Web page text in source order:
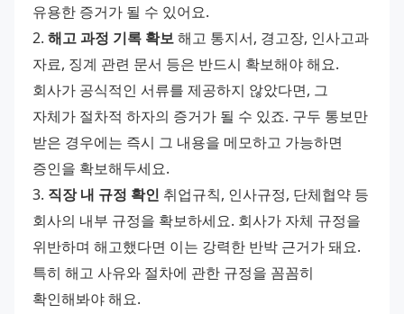
유용한 증거가 될 수 있어요.
2. 해고 과정 기록 확보 해고 통지서, 경고장, 인사고과
자료, 징계 관련 문서 등은 반드시 확보해야 해요.
회사가 공식적인 서류를 제공하지 않았다면, 그
자체가 절차적 하자의 증거가 될 수 있죠. 구두 통보만
받은 경우에는 즉시 그 내용을 메모하고 가능하면
증인을 확보해두세요.
3. 직장 내 규정 확인 취업규칙, 인사규정, 단체협약 등
회사의 내부 규정을 확보하세요. 회사가 자체 규정을
위반하며 해고했다면 이는 강력한 반박 근거가 돼요.
특히 해고 사유와 절차에 관한 규정을 꼼꼼히
확인해봐야 해요.